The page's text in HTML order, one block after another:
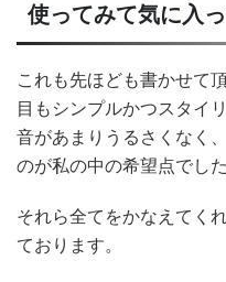
使ってみて気に入
これも先ほども書かせて
目もシンプルかつスタイ
音があまりうるさくなく
のが私の中の希望点でした
それら全てをかなえてく
ております。